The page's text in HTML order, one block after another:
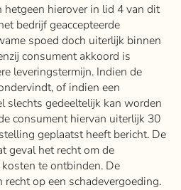
hetgeen hierover in lid 4 van dit
bedrijf geaccepteerde
spoed doch uiterlijk binnen
consument akkoord is
leveringstermijn. Indien de
of indien een
slechts gedeeltelijk kan worden
consument hiervan uiterlijk 30
geplaatst heeft bericht. De
geval het recht om de
te ontbinden. De
op een schadevergoeding.